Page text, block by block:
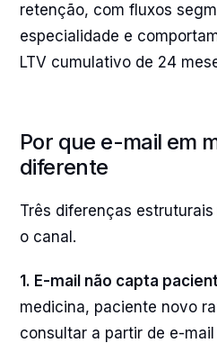
retenção, com fluxos
especialidade e
LTV cumulativo de 24
Por que e-mail em
diferente
Três diferenças
o canal.
1. E-mail não capta
medicina, paciente novo
consultar a partir de e-